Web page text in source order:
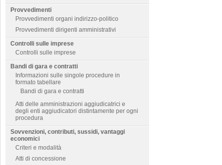
Provvedimenti
Provvedimenti organi indirizzo-politico
Provvedimenti dirigenti amministrativi
Controlli sulle imprese
Controlli sulle imprese
Bandi di gara e contratti
Informazioni sulle singole procedure in
formato tabellare
Bandi di gara e contratti
Atti delle amministrazioni aggiudicatrici e
degli enti aggiudicatori distintamente per ogni
procedura
Sovvenzioni, contributi, sussidi, vantaggi
economici
Criteri e modalità
Atti di concessione